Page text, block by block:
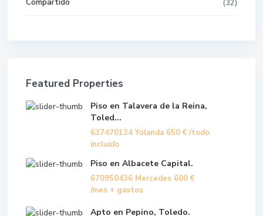
(32)
Featured Properties
Piso en Talavera de la Reina,
Toled...
637470134 Yolanda 650 € /todo
incluido
Piso en Albacete Capital.
670950436 Mercedes 600 €
/mes + gastos
Apto en Pepino, Toledo.